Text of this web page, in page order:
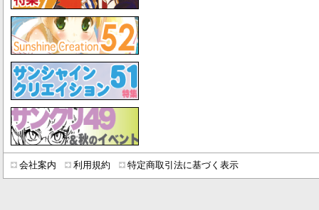
会社案内 利用規約 特定商取引法に基づく表示